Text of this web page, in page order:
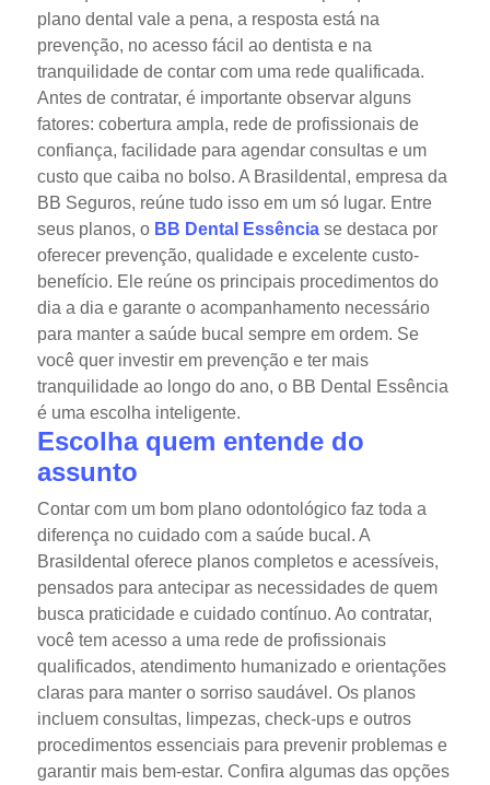
plano dental vale a pena, a resposta está na
prevenção, no acesso fácil ao dentista e na
tranquilidade de contar com uma rede qualificada.
Antes de contratar, é importante observar alguns
fatores: cobertura ampla, rede de profissionais de
confiança, facilidade para agendar consultas e um
custo que caiba no bolso. A Brasildental, empresa da
BB Seguros, reúne tudo isso em um só lugar. Entre
seus planos, o BB Dental Essência se destaca por
oferecer prevenção, qualidade e excelente custo-
benefício. Ele reúne os principais procedimentos do
dia a dia e garante o acompanhamento necessário
para manter a saúde bucal sempre em ordem. Se
você quer investir em prevenção e ter mais
tranquilidade ao longo do ano, o BB Dental Essência
é uma escolha inteligente.
Escolha quem entende do
assunto
Contar com um bom plano odontológico faz toda a
diferença no cuidado com a saúde bucal. A
Brasildental oferece planos completos e acessíveis,
pensados para antecipar as necessidades de quem
busca praticidade e cuidado contínuo. Ao contratar,
você tem acesso a uma rede de profissionais
qualificados, atendimento humanizado e orientações
claras para manter o sorriso saudável. Os planos
incluem consultas, limpezas, check-ups e outros
procedimentos essenciais para prevenir problemas e
garantir mais bem-estar. Confira algumas das opções